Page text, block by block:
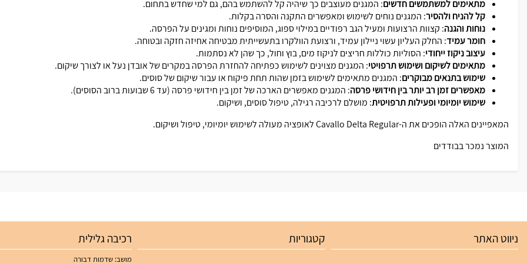
מתאימים למשתמשים חדשים: המגנים מעוצבים כך שיהיה קל להשתמש בהם, גם למי שחדש בתחום.
קל להניח ולהסיר: המגנים נוחים לשימוש ומאפשרים התקנה והסרה בקלות.
נוחות והגנה: קצוות הרצועות ומעיל הגב רפודיים במילוי ספוג, המוסיפים נוחות ומגינים על הפרסה.
חומר עמיד: החלק העליון עשוי ניילון עמיד, ורצועת הוולקרו בתעשייתית מבטיחה אחיזה חזקה ובטוחה.
עיצוב ניקוז ייחודי: הסוליות כוללות חריצים לניקוז מים, בוץ וחול, כך שהן לא נסתמות.
מתאימים לשיקום ושימוש תרפויטי: המגנים מצוינים לשימוש כפתיחה להחזרת הפרסה במקרים של אובדן נעל או לצורך שיקום.
שימוש בתנאים מבוקרים: המגנים מתאימים לשימוש בזמן שהות תחת פיקוח או עבור שיקום של סוסים.
מאפשרים זמן רב יותר בין חידושי פרסה: המגנים מאפשרים הארכה של זמן בין חידושי פרסה (עד 6 שבועות ברוב הסוסים).
שימוש יומיומי ופעילות תרפויטית: מושלם לרכיבה רגילה, טיפול סוסים, ושיקום.
המאפיינים האלה הופכים את ה-Cavallo Delta Regular לאופציה מעולה לשימוש יומיומי, טיפול ושיקום.
המוצר נמכר בבודדים
ניווט האתר קטגוריות רכיבה גלילית
מושב: שדמות דבורה